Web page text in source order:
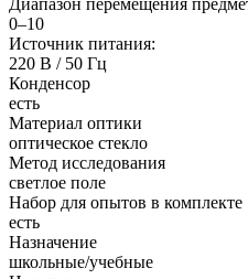
0–10
Источник питания:
220 В / 50 Гц
Конденсор
есть
Материал оптики
оптическое стекло
Метод исследования
светлое поле
Набор для опытов в комплекте
есть
Назначение
школьные/учебные